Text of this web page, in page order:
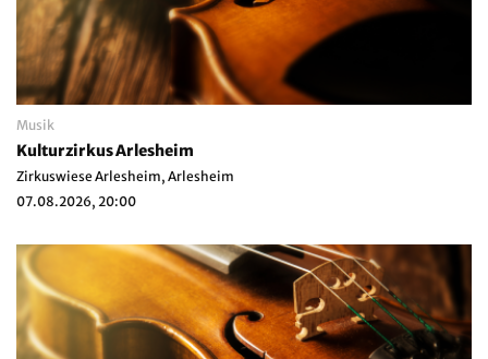
Musik
Kulturzirkus Arlesheim
Zirkuswiese Arlesheim, Arlesheim
07.08.2026, 20:00